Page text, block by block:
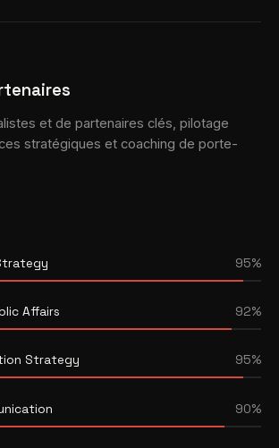
et de partenaires clés, pilotage
stratégiques et coaching de porte-
95%
Affairs 92%
Strategy 95%
90%